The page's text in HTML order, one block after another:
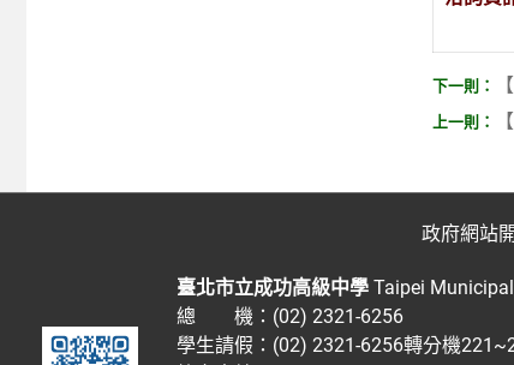
政府網站
臺北市立成功高級中學Taipei
總 機：(02) 2321-6256
學生請假：(02) 2321-6256轉分機